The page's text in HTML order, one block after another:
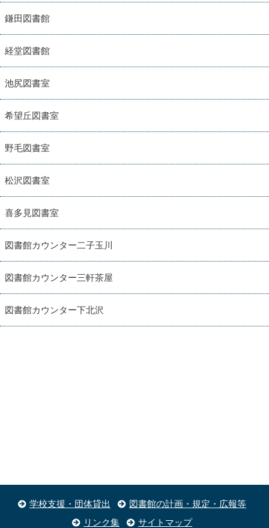
鎌田図書館
経堂図書館
池尻図書室
希望丘図書室
野毛図書室
松沢図書室
喜多見図書室
図書館カウンター二子玉川
図書館カウンター三軒茶屋
図書館カウンター下北沢
学校支援・団体貸出
図書館の計画・規定・広報等
リンク集
サイトマップ